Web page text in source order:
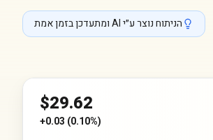
הניתוח נוצר ע״י AI ומתעדכן בזמן אמת
$29.62
+0.03 (0.10%)